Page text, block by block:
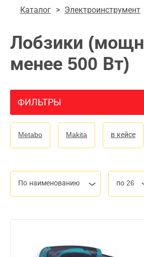
Каталог Электроинструмент
Лобзики
менее 500 Вт)
ФИЛЬТРЫ
Metabo Makita в кейсе
По наименованию по 26